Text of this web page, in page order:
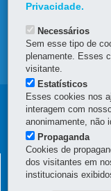
MAPA DO
da
Escola
SECRETARIA DE
Privacidade.
Necessários
Sem esse tipo de
plenamente. Esses
visitante.
Estatísticos
Esses cookies nos
interagem com
anonimamente, não
Propaganda
Cookies de
dos visitantes em
institucionais